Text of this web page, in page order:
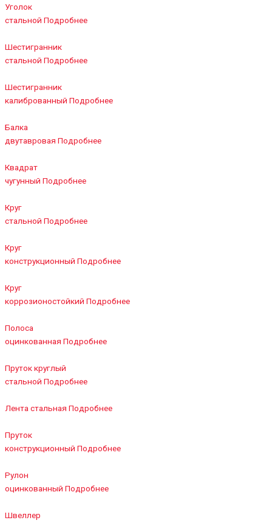
Уголок
стальной Подробнее
Шестигранник
стальной Подробнее
Шестигранник
калиброванный Подробнее
Балка
двутавровая Подробнее
Квадрат
чугунный Подробнее
Круг
стальной Подробнее
Круг
конструкционный Подробнее
Круг
коррозионостойкий Подробнее
Полоса
оцинкованная Подробнее
Пруток круглый
стальной Подробнее
Лента стальная Подробнее
Пруток
конструкционный Подробнее
Рулон
оцинкованный Подробнее
Швеллер